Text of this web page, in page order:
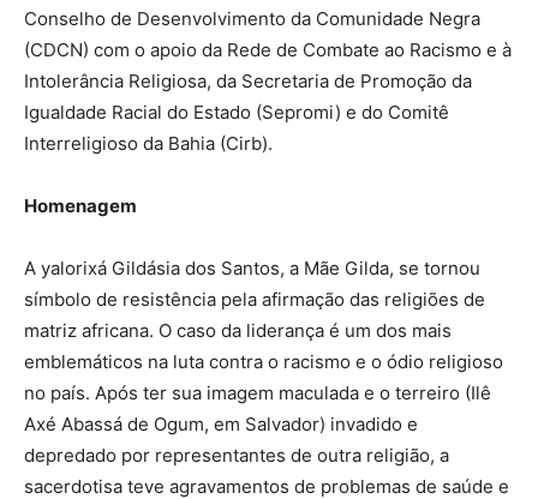
Conselho de Desenvolvimento da Comunidade Negra
(CDCN) com o apoio da Rede de Combate ao Racismo e à
Intolerância Religiosa, da Secretaria de Promoção da
Igualdade Racial do Estado (Sepromi) e do Comitê
Interreligioso da Bahia (Cirb).
Homenagem
A yalorixá Gildásia dos Santos, a Mãe Gilda, se tornou
símbolo de resistência pela afirmação das religiões de
matriz africana. O caso da liderança é um dos mais
emblemáticos na luta contra o racismo e o ódio religioso
no país. Após ter sua imagem maculada e o terreiro (Ilê
Axé Abassá de Ogum, em Salvador) invadido e
depredado por representantes de outra religião, a
sacerdotisa teve agravamentos de problemas de saúde e